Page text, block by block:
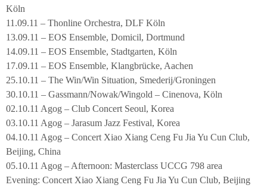
Köln
11.09.11 – Thonline Orchestra, DLF Köln
13.09.11 – EOS Ensemble, Domicil, Dortmund
14.09.11 – EOS Ensemble, Stadtgarten, Köln
17.09.11 – EOS Ensemble, Klangbrücke, Aachen
25.10.11 – The Win/Win Situation, Smederij/Groningen
30.10.11 – Gassmann/Nowak/Wingold – Cinenova, Köln
02.10.11 Agog – Club Concert Seoul, Korea
03.10.11 Agog – Jarasum Jazz Festival, Korea
04.10.11 Agog – Concert Xiao Xiang Ceng Fu Jia Yu Cun Club,
Beijing, China
05.10.11 Agog – Afternoon: Masterclass UCCG 798 area
Evening: Concert Xiao Xiang Ceng Fu Jia Yu Cun Club, Beijing